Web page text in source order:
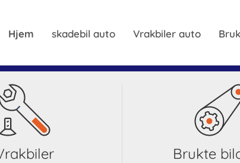
Hjem skadebil auto Vrakbiler auto
Vrakbiler Brukte